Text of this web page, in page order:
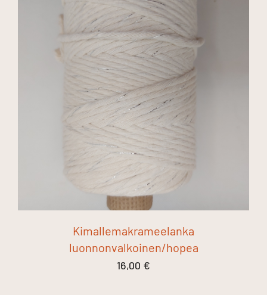
Kimallemakrameelanka
luonnonvalkoinen/hopea
16,00 €